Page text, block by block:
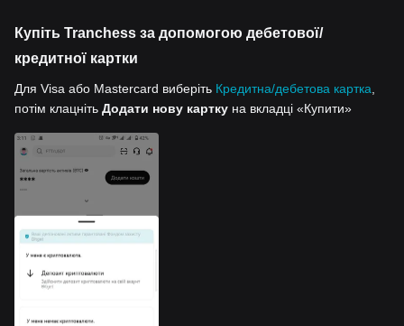
Купіть Tranchess за допомогою дебетової/
кредитної картки
Для Visa або Mastercard виберіть Кредитна/дебетова картка
потім клацніть Додати нову картку на вкладці «Купити»